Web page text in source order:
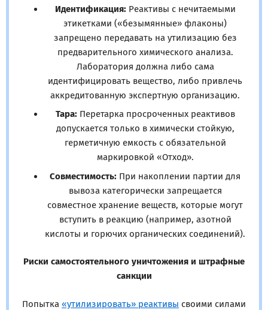
Идентификация:Реактивы с нечитаемыми
этикетками («безымянные» флаконы)
запрещено передавать на утилизацию без
предварительного химического анализа.
Лаборатория должна либо сама
идентифицировать вещество, либо привлечь
аккредитованную экспертную организацию.
Тара:Перетарка просроченных реактивов
допускается только в химически стойкую,
герметичную емкость с обязательной
маркировкой «Отход».
Совместимость: При накоплении партии для
вывоза категорически запрещается
совместное хранение веществ, которые могут
вступить в реакцию (например, азотной
кислоты и горючих органических соединений).
Риски самостоятельного уничтожения и штрафные
санкции
Попытка «утилизировать» реактивы своими силами